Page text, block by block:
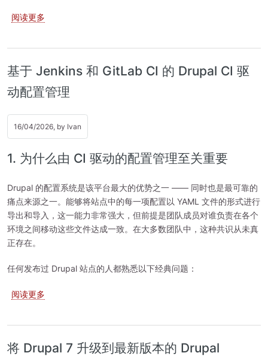
阅读更多
基于 Jenkins 和 GitLab CI 的 Drupal CI 驱
动配置管理
16/04/2026, by Ivan
1. 为什么由 CI 驱动的配置管理至关重要
Drupal 的配置系统是该平台最大的优势之一 —— 同时也是最可靠的
痛点来源之一。能够将站点中的每一项配置以 YAML 文件的形式进行
导出和导入，这一能力非常强大，但前提是团队成员对谁负责在各个
环境之间移动这些文件达成一致。在大多数团队中，这种共识从未真
正存在。
任何发布过 Drupal 站点的人都熟悉以下经典问题：
阅读更多
将 Drupal 7 升级到最新版本的 Drupal